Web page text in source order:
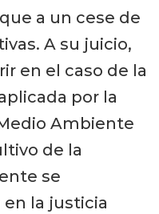
Martínez, dijo
del
que no
en los
empleos
a un cese de
A su juicio,
en el caso de la
por la
Ambiente
de la
se
la justicia